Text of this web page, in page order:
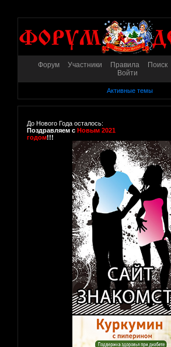
Форум Участники Правила Поиск
Войти
Активные темы
До Нового Года осталось:
Поздравляем с Новым 2021
годом!!!